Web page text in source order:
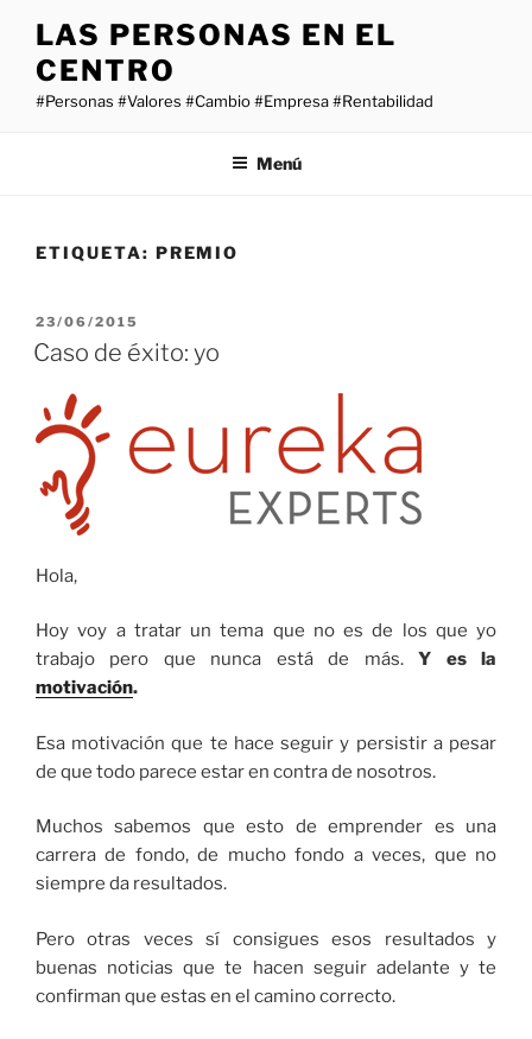
contenido
LAS PERSONAS EN EL
CENTRO
#Personas #Valores #Cambio #Empresa #Rentabilidad
Menú
ETIQUETA: PREMIO
PUBLICADO
EL
23/06/2015
Caso de éxito: yo
Hola,
Hoy voy a tratar un tema que no es de los que yo
trabajo pero que nunca está de más.Y es la
motivación.
Esa motivación que te hace seguir y persistir a pesar
de que todo parece estar en contra de nosotros.
Muchos sabemos que esto de emprender es una
carrera de fondo, de mucho fondo a veces, que no
siempre da resultados.
Pero otras veces sí consigues esos resultados y
buenas noticias que te hacen seguir adelante y te
confirman que estas en el camino correcto.